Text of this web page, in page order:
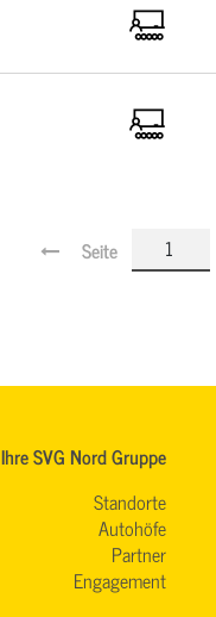
Seite
Ihre SVG Nord Gruppe
Standorte
Autohöfe
Partner
Engagement